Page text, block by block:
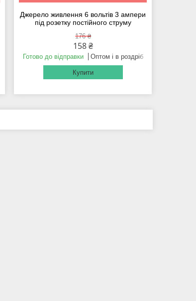
Джерело живлення 6 вольтів 3 ампери
під розетку постійного струму
176 ₴
158 ₴
Готово до відправки Оптом і в роздріб
Купити